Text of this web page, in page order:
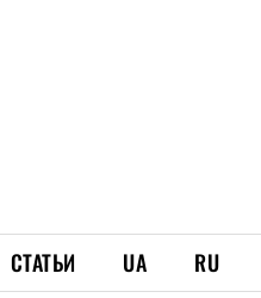
СТАТЬИ UA RU